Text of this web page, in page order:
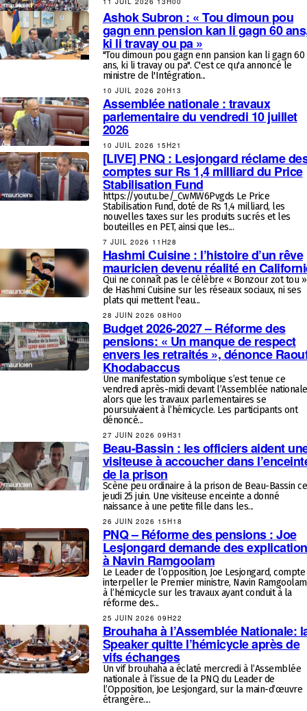
Ashok Subron : « Tou dimoun pou
gagn enn pension kan li gagn 60
ki li travay ou pa »
"Tou dimoun pou gagn enn pansion kan li gagn 60
ans, ki li travay ou pa". C'est ce qu'a annoncé le
ministre de l'Intégration...
10 JUIL 2026 20H13
Assemblée nationale : travaux
parlementaire du vendredi 10 juillet
2026
10 JUIL 2026 15H21
[LIVE] PNQ : Lesjongard réclame
comptes sur Rs 1,4 milliard du Price
Stabilisation Fund
https://youtu.be/_CwMW6Pvgds Le Price
Stabilisation Fund, doté de Rs 1,4 milliard, les
nouvelles taxes sur les produits sucrés et les
bouteilles en PET, ainsi que les...
7 JUIL 2026 11H28
Hashmi Cuisine : l’histoire d’un rêve
mauricien devenu réalité en
Qui ne connaît pas le célèbre « Bonzour zot tou »
de Hashmi Cuisine sur les réseaux sociaux, ni ses
plats qui mettent l'eau...
28 JUIN 2026 08H00
Budget 2026-2027 – Réforme des
pensions: « Un manque de respect
envers les retraités », dénonce
Khodabaccus
Une manifestation symbolique s’est tenue ce
vendredi après-midi devant l’Assemblée
alors que les travaux parlementaires se
poursuivaient à l’hémicycle. Les participants ont
dénoncé...
27 JUIN 2026 09H31
Beau-Bassin : les officiers aident
visiteuse à accoucher dans
de la prison
Scène peu ordinaire à la prison de Beau-Bassin ce
jeudi 25 juin. Une visiteuse enceinte a donné
naissance à une petite fille dans les...
26 JUIN 2026 15H18
PNQ – Réforme des pensions : Joe
Lesjongard demande des
à Navin Ramgoolam
Le Leader de l’opposition, Joe Lesjongard, compte
interpeller le Premier ministre, Navin
à l’hémicycle sur les travaux ayant conduit à la
réforme des...
25 JUIN 2026 09H22
Brouhaha à l’Assemblée Nationale:
Speaker quitte l’hémicycle après de
vifs échanges
Un vif brouhaha a éclaté mercredi à l’Assemblée
nationale à l’issue de la PNQ du Leader de
l’Opposition, Joe Lesjongard, sur la main-d’œuvre
étrangère....